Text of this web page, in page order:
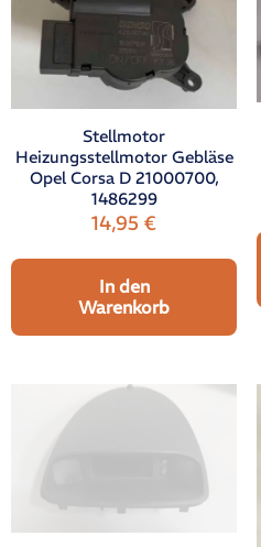
Stellmotor
Heizungsstellmotor Gebläse
Opel Corsa D 21000700,
1486299
14,95€
In den
Warenkorb